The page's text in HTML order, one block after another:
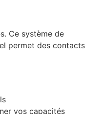
Ce système de
permet des contacts
vos capacités